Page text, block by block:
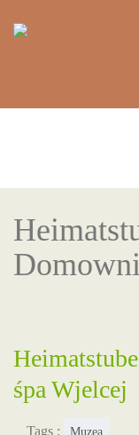
śpa Wjelcej
Tags : Muzea